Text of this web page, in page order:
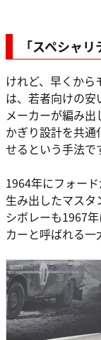
「スペシャ
けれど、早くか
は、若者向けの
メーカーが編み
かぎり設計を共
せるという手法で
1964年にフォー
生み出したマスタ
シボレーも1967
カーと呼ばれる一